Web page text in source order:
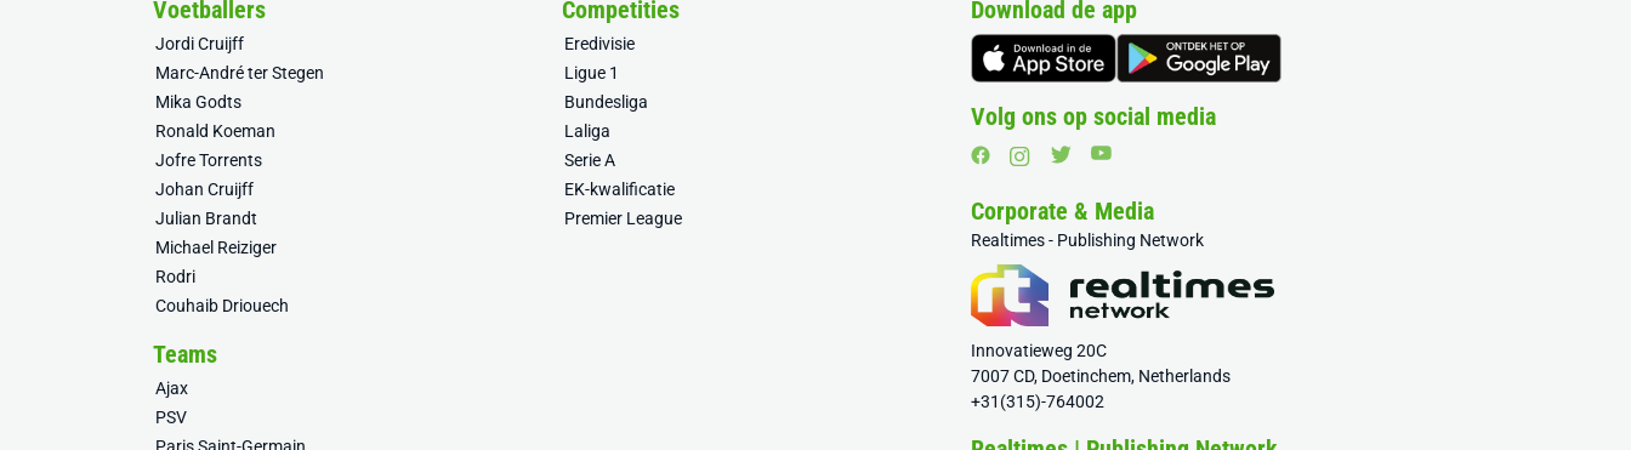
Voetballers
Jordi Cruijff
Marc-André ter Stegen
Mika Godts
Ronald Koeman
Jofre Torrents
Johan Cruijff
Julian Brandt
Michael Reiziger
Rodri
Couhaib Driouech
Competities
Eredivisie
Ligue 1
Bundesliga
Laliga
Serie A
EK-kwalificatie
Premier League
Teams
Ajax
PSV
Download de app
Volg ons op social media
Corporate & Media
Realtimes - Publishing Network
Innovatieweg 20C
7007 CD, Doetinchem, Netherlands
+31(315)-764002